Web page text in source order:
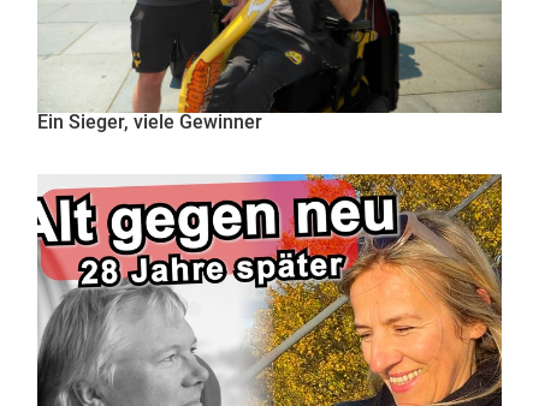
Ein Sieger, viele Gewinner